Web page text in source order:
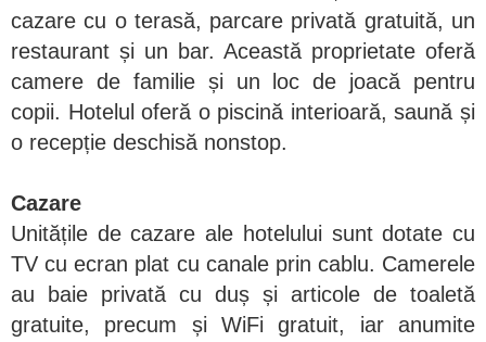
cazare cu o terasă, parcare privată gratuită, un
restaurant și un bar. Această proprietate oferă
camere de familie și un loc de joacă pentru
copii. Hotelul oferă o piscină interioară, saună și
o recepție deschisă nonstop.
Cazare
Unitățile de cazare ale hotelului sunt dotate cu
TV cu ecran plat cu canale prin cablu. Camerele
au baie privată cu duș și articole de toaletă
gratuite, precum și WiFi gratuit, iar anumite